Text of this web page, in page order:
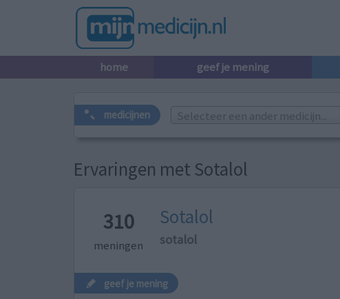
home geef je mening
medicijnen Selecteer een ander medicijn...
Ervaringen met Sotalol
310
meningen
Sotalol
sotalol
geef je mening